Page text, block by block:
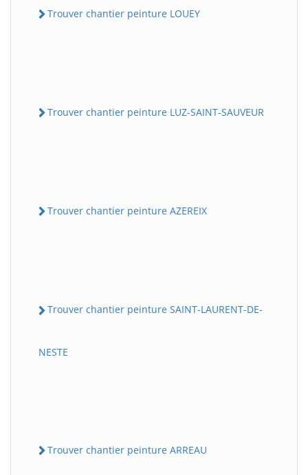
Trouver chantier peinture LOUEY
Trouver chantier peinture LUZ-SAINT-SAUVEUR
Trouver chantier peinture AZEREIX
Trouver chantier peinture SAINT-LAURENT-DE-
NESTE
Trouver chantier peinture ARREAU